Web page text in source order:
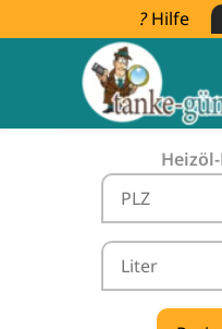
Hilfe
Heizölpreise
vergleichen &